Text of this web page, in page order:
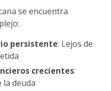
se encuentra
persistente: Lejos de
crecientes:
la deuda